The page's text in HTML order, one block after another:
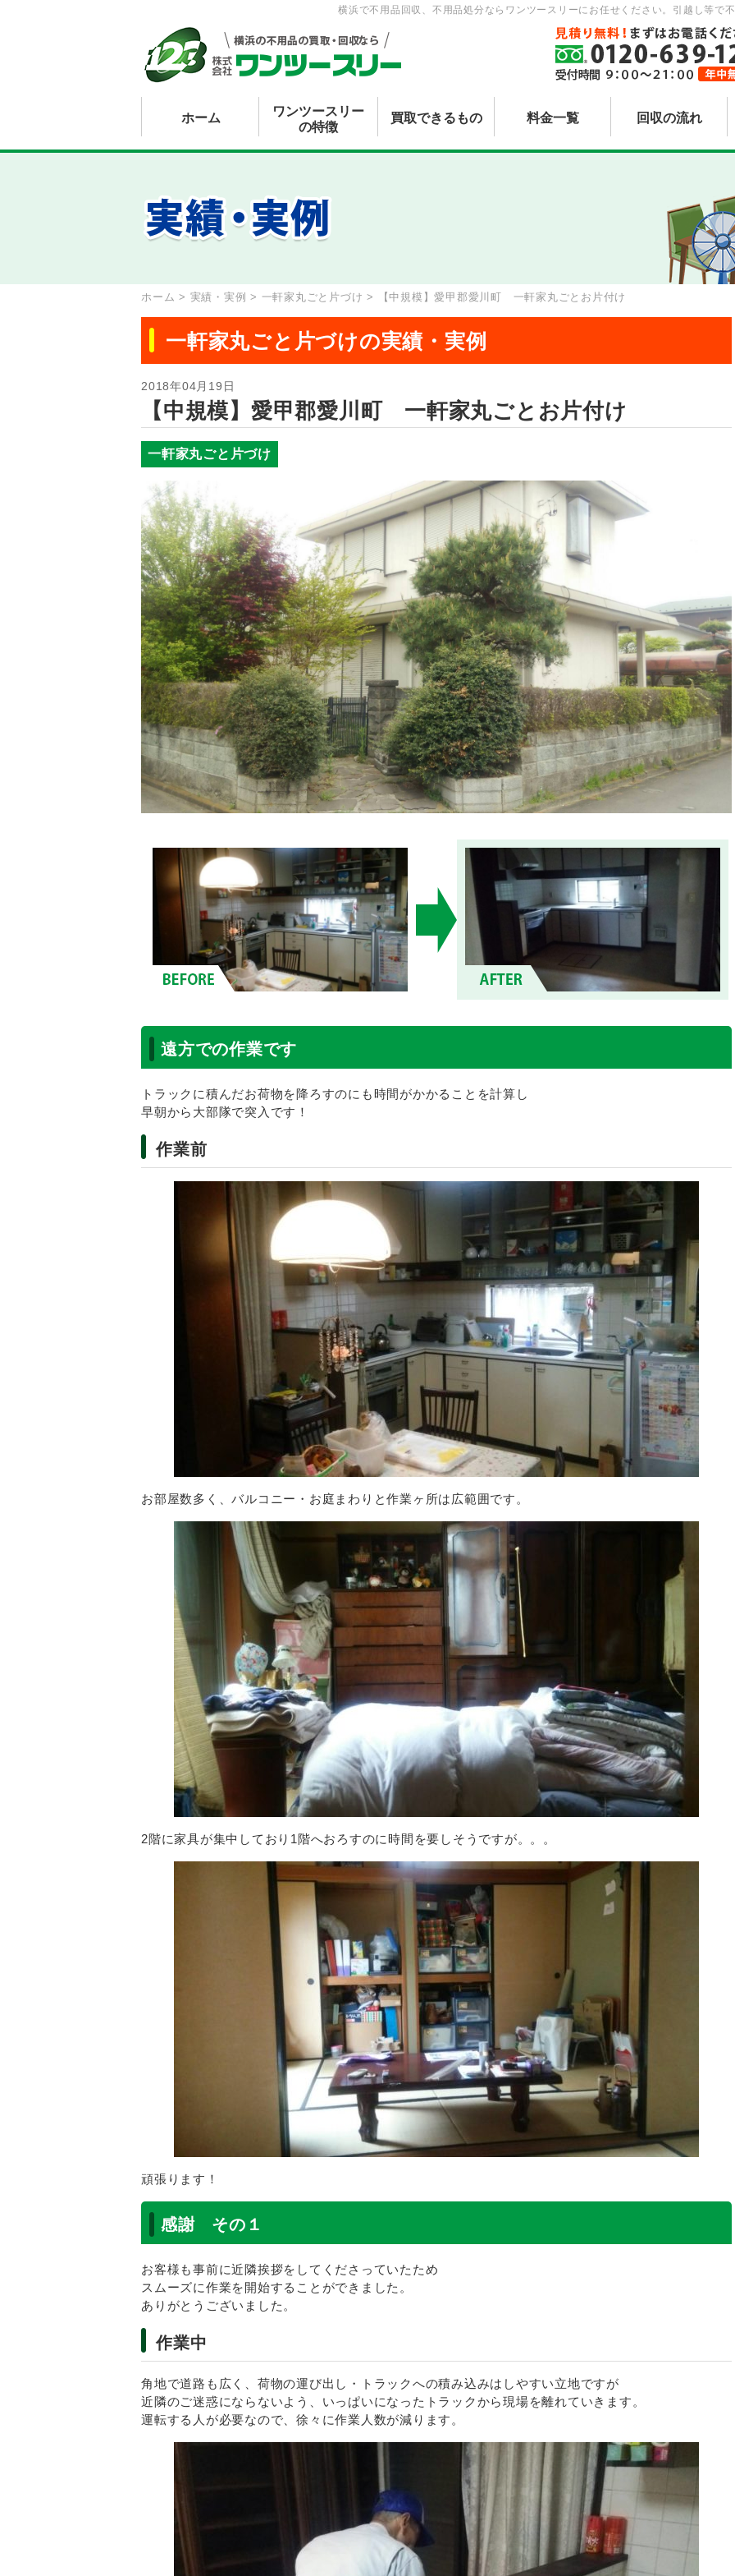
横浜で不用品回収、不用品処分ならワンツースリーにお任せください。引越し等で
ホーム
ワンツースリー
の特徴
買取できるもの 料金一覧 回収の流れ
ホーム > 実績・実例 > 一軒家丸ごと片づけ > 【中規模】愛甲郡愛川町 一軒家丸ごとお片付け
一軒家丸ごと片づけの実績・実例
2018年04月19日
【中規模】愛甲郡愛川町 一軒家丸ごとお片付け
一軒家丸ごと片づけ
遠方での作業です
トラックに積んだお荷物を降ろすのにも時間がかかることを計算し
早朝から大部隊で突入です！
作業前
お部屋数多く、バルコニー・お庭まわりと作業ヶ所は広範囲です。
2階に家具が集中しており1階へおろすのに時間を要しそうですが。。。
頑張ります！
感謝 その１
お客様も事前に近隣挨拶をしてくださっていたため
スムーズに作業を開始することができました。
ありがとうございました。
作業中
角地で道路も広く、荷物の運び出し・トラックへの積み込みはしやすい立地ですが
近隣のご迷惑にならないよう、いっぱいになったトラックから現場を離れていきます。
運転する人が必要なので、徐々に作業人数が減ります。